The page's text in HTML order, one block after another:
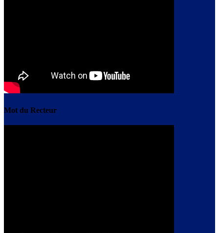
Mot du Recteur